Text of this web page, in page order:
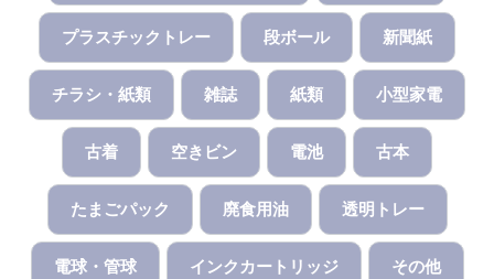
プラスチックトレー 段ボール 新聞紙
チラシ・紙類 雑誌 紙類 小型家電
古着 空きビン 電池 古本
たまごパック 廃食用油 透明トレー
電球・管球 インクカートリッジ その他